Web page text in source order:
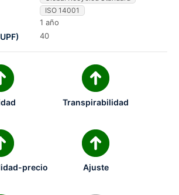
ISO 14001
1 año
40
Transpirabilidad
precio Ajuste